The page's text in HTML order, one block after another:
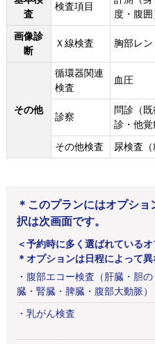
査
検査項目
度・腹
画像診
断
Ｘ線検査 胸部レン
その他
循環器関連
検査
血圧
診察
問診（
診・他覚
その他検査
尿検査（
＊このプランにはオプシ
択は次画面です。
＜予約時に多く選ばれているオ
＊オプションは日程によって異
・ 腹部エコー検査（肝臓・胆
臓・腎臓・脾臓・腹部大動脈）
・ 乳がん検査